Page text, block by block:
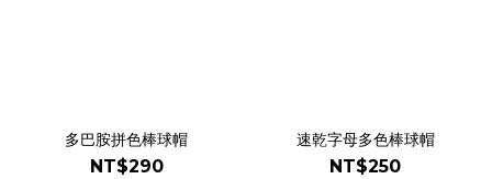
多巴胺拼色棒球帽
NT$290
速乾字母多色棒球帽
NT$250